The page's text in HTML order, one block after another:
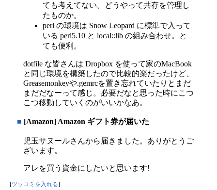
ても考えてない。どうやって共存を管理し
たものか。
perl の環境は Snow Leopard に標準で入って
いる perl5.10 と local::lib の組み合わせ。と
ても便利。
dotfile な皆さんは Dropbox を使って家のMacBook
と同じ環境を構築したので比較的楽だったけど、
Greasemonkeyや.gemrcを置き忘れていたりとまだ
まだだなーって感じ。必要だなと思った時にこつ
こつ移動していくのがいいかなあ。
■ [Amazon] Amazon ギフト券が届いた
児玉サヌールさんから届きました。ありがとうご
ざいます。
アレを買う資金にしたいと思います!
[ツッコミを入れる]